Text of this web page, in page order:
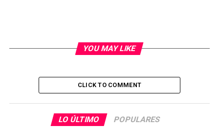
YOU MAY LIKE
CLICK TO COMMENT
LO ÚLTIMO POPULARES